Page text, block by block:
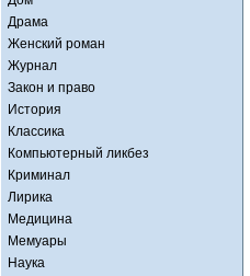
Драма
Женский роман
Журнал
Закон и право
История
Классика
Компьютерный ликбез
Криминал
Лирика
Медицина
Мемуары
Наука